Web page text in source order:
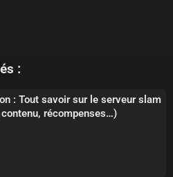
:
: Tout savoir sur le serveur slam
récompenses…)